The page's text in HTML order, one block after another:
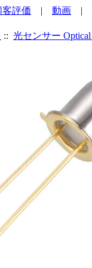
客評価 | 動画 |
:: 光センサー Optical